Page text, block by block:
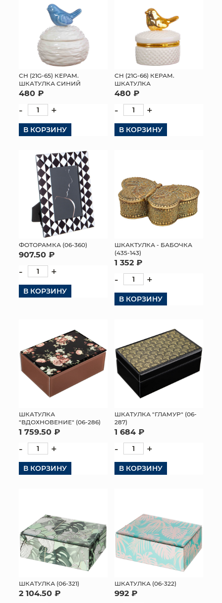
СН (21G-65) КЕРАМ.
ШКАТУЛКА СИНИЙ
480 ₽
- +
В КОРЗИНУ
СН (21G-66) КЕРАМ.
ШКАТУЛКА
480 ₽
- +
В КОРЗИНУ
ФОТОРАМКА (06-360)
907.50 ₽
- +
В КОРЗИНУ
ШКАКТУЛКА - БАБОЧКА
(435-143)
1 352 ₽
- +
В КОРЗИНУ
ШКАТУЛКА
"ВДОХНОВЕНИЕ" (06-286)
1 759.50 ₽
- +
В КОРЗИНУ
ШКАТУЛКА "ГЛАМУР" (06-
287)
1 684 ₽
- +
В КОРЗИНУ
ШКАТУЛКА (06-321)
2 104.50 ₽
ШКАТУЛКА (06-322)
992 ₽